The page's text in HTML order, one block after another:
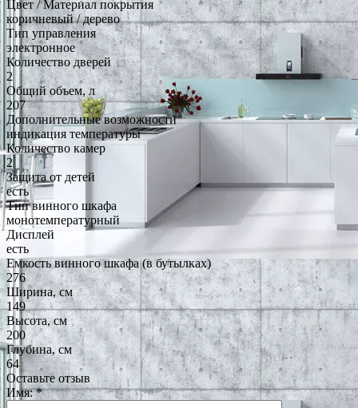
Цвет / Материал покрытия
коричневый / дерево
Тип управления
электронное
Количество дверей
2
Общий объем, л
207
Дополнительные возможности
индикация температуры
Количество камер
2
Защита от детей
есть
Тип винного шкафа
монотемпературный
Дисплей
есть
Емкость винного шкафа (в бутылках)
276
Ширина, см
149
Высота, см
200
Глубина, см
64
Оставьте отзыв
Имя:*